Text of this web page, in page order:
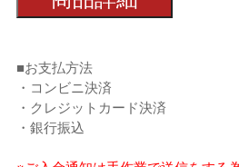
■お支払方法
・コンビニ決済
・クレジットカード決済
・銀行振込